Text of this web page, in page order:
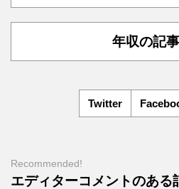
年収の記
Twitter
Recommended!
エディターコメントのある